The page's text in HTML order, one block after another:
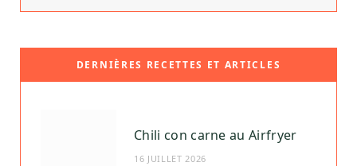
DERNIÈRES RECETTES ET ARTICLES
Chili con carne au Airfryer
16 JUILLET 2026